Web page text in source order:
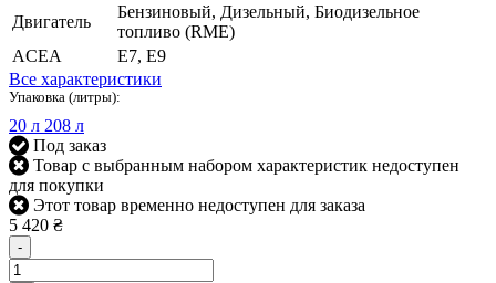
Двигатель
Бензиновый, Дизельный, Биодизельное
топливо (RME)
ACEA
E7, E9
Все характеристики
Упаковка (литры):
20 л 208 л
Под заказ
Товар с выбранным набором характеристик недоступен
для покупки
Этот товар временно недоступен для заказа
5 420 ₴
-